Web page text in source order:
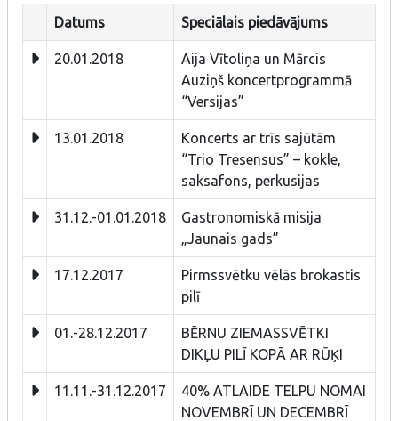
Datums Speciālais piedāvājums
20.01.2018
Aija Vītoliņa un Mārcis
Auziņš koncertprogrammā
“Versijas”
13.01.2018
Koncerts ar trīs sajūtām
“Trio Tresensus” – kokle,
saksafons, perkusijas
31.12.-01.01.2018
Gastronomiskā misija
„Jaunais gads”
17.12.2017
Pirmssvētku vēlās brokastis
pilī
01.-28.12.2017
BĒRNU ZIEMASSVĒTKI
DIKĻU PILĪ KOPĀ AR RŪĶI
11.11.-31.12.2017
40% ATLAIDE TELPU NOMAI
NOVEMBRĪ UN DECEMBRĪ